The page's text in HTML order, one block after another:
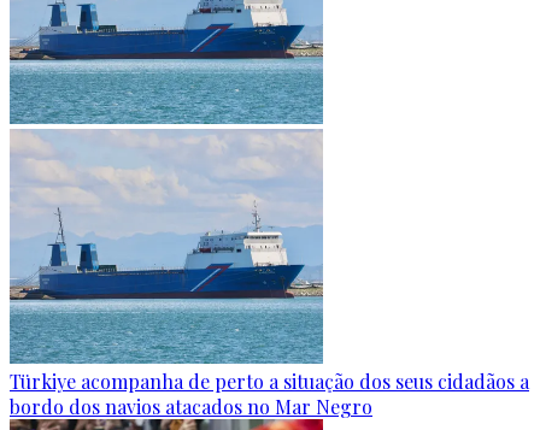
Türkiye acompanha de perto a situação dos seus cidadãos a
bordo dos navios atacados no Mar Negro